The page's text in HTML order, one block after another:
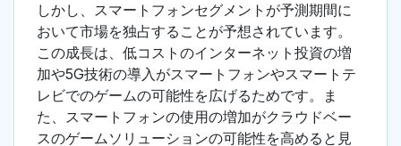
しかし、スマートフォンセグメントが予測期間に
おいて市場を独占することが予想されています。
この成長は、低コストのインターネット投資の増
加や5G技術の導入がスマートフォンやスマートテ
レビでのゲームの可能性を広げるためです。ま
た、スマートフォンの使用の増加がクラウドベー
スのゲームソリューションの可能性を高めると見